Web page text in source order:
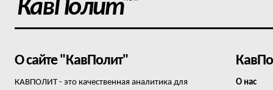
КавПолит
О сайте "КавПолит"
КАВПОЛИТ - это качественная аналитика для
О нас